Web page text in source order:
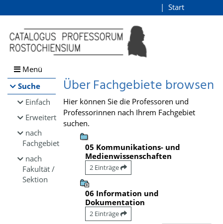
Browsen
direkt zum Inhalt
Start
Menü
Suche
Einfach
Erweitert
nach
Fachgebiet
nach
Fakultät /
Sektion
Über Fachgebiete browsen
Hier können Sie die Professoren und
Professorinnen nach Ihrem Fachgebiet
suchen.
05 Kommunikations- und
Medienwissenschaften
2 Einträge
06 Information und
Dokumentation
2 Einträge